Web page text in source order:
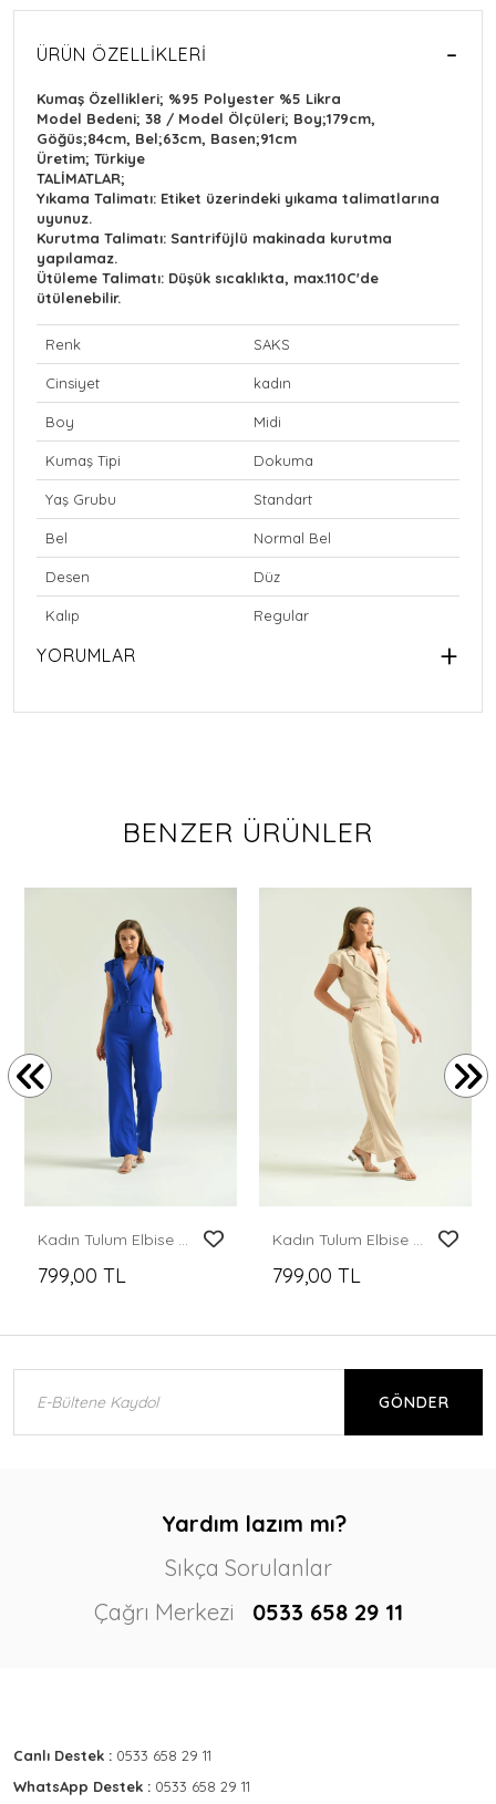
ÜRÜN ÖZELLIKLERI
Kumaş Özellikleri; %95 Polyester %5 Likra
Model Bedeni; 38 / Model Ölçüleri; Boy;179cm,
Göğüs;84cm, Bel;63cm, Basen;91cm
Üretim; Türkiye
TALİMATLAR;
Yıkama Talimatı: Etiket üzerindeki yıkama talimatlarına
uyunuz.
Kurutma Talimatı: Santrifüjlü makinada kurutma
yapılamaz.
Ütüleme Talimatı: Düşük sıcaklıkta, max.110C'de
ütülenebilir.
Renk SAKS
Cinsiyet kadın
Boy Midi
Kumaş Tipi Dokuma
Yaş Grubu Standart
Bel Normal Bel
Desen Düz
Kalıp Regular
YORUMLAR
BENZER ÜRÜNLER
Kadın Tulum Elbise Ceket Yaka Kumaş Tulum Elbise Saks - T106
799,00 TL
Kadın Tulum Elbise Ceket Yaka Kumaş Tulum Elbise Taş - T106
799,00 TL
GÖNDER
Yardım lazım mı?
Sıkça Sorulanlar
Çağrı Merkezi
0533 658 29 11
Canlı Destek : 0533 658 29 11
WhatsApp Destek : 0533 658 29 11